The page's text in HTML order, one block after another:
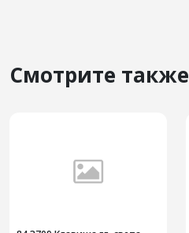
Смотрите также